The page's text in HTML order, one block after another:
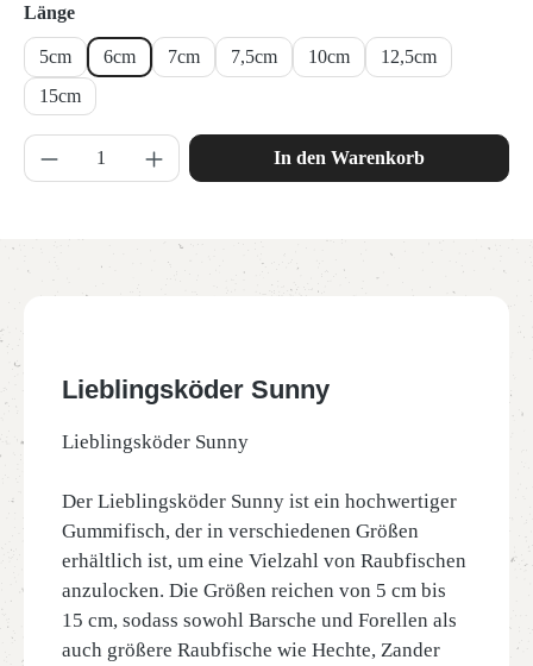
Längeauswählen
5cm 6cm 7cm 7,5cm 10cm
12,5cm
15cm
Produkt Anzahl: Gib den gewünschten Wert
In den Warenkorb
Lieblingsköder Sunny
Lieblingsköder Sunny
Der Lieblingsköder Sunny ist ein hochwertiger
Gummifisch, der in verschiedenen Größen
erhältlich ist, um eine Vielzahl von Raubfischen
anzulocken. Die Größen reichen von 5 cm bis
15 cm, sodass sowohl Barsche und Forellen als
auch größere Raubfische wie Hechte, Zander